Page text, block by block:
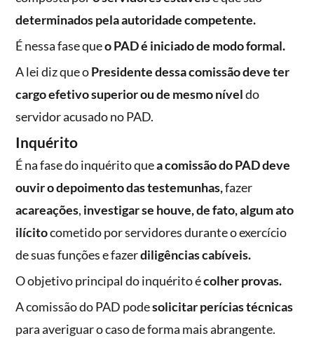
determinados pela autoridade competente.
É nessa fase queo PAD é iniciado de modo formal.
A lei diz que oPresidente dessa comissão deve ter
cargo efetivo superior ou de mesmo níveldo
servidor acusado no PAD.
Inquérito
É na fase do inquérito quea comissão do PAD deve
ouvir o depoimento das testemunhas,fazer
acareações, investigar se houve, de fato, algum ato
ilícitocometido por servidores durante o exercício
de suas funções e fazerdiligências cabíveis.
O objetivo principal do inquérito écolher provas.
A comissão do PAD podesolicitar perícias técnicas
para averiguar o caso de forma mais abrangente.